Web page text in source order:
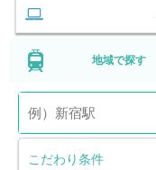
地域で探す
こだわり条件